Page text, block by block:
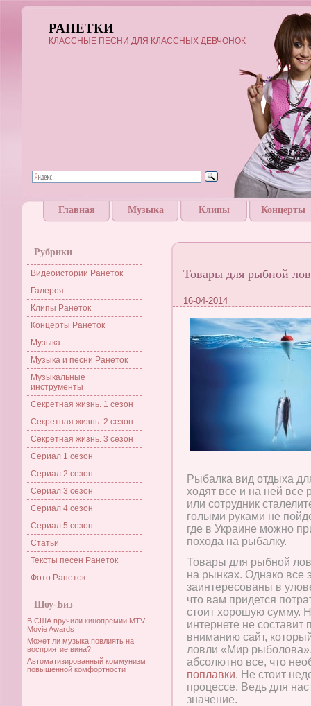
РАНЕТКИ
КЛАССНЫЕ ПЕСНИ ДЛЯ КЛАССНЫХ ДЕВЧОНОК
Главная Музыка Клипы Концерты
Рубрики
Видеоистории Ранеток
Галерея
Клипы Ранеток
Концерты Ранеток
Музыка
Музыка и песни Ранеток
Музыкальные
инструменты
Секретная жизнь. 1 сезон
Секретная жизнь. 2 сезон
Секретная жизнь. 3 сезон
Сериал 1 сезон
Сериал 2 сезон
Сериал 3 сезон
Сериал 4 сезон
Сериал 5 сезон
Статьи
Тексты песен Ранеток
Фото Ранеток
Шоу-Биз
В США вручили кинопремии MTV
Movie Awards
Может ли музыка повлиять на
восприятие вина?
Автоматизированный коммунизм
повышенной комфортности
Товары для рыбной
16-04-2014
Рыбалка вид отдыха
ходят все и на ней все
или сотрудник
голыми руками не
где в Украине можно
похода на рыбалку.
Товары для рыбной
на рынках. Однако все
заинтересованы в
что вам придется
стоит хорошую сумму.
интернете не
вниманию сайт,
ловли «Мир
абсолютно все, что
поплавки. Не стоит
процессе. Ведь для
значение.